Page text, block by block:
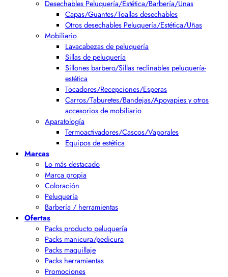
Desechables Peluquería/Estética/Barbería/Unas
Capas/Guantes/Toallas desechables
Otros desechables Peluquería/Estética/Uñas
Mobiliario
Lavacabezas de peluquería
Sillas de peluquería
Sillones barbero/Sillas reclinables peluquería-
estética
Tocadores/Recepciones/Esperas
Carros/Taburetes/Bandejas/Apoyapies y otros
accesorios de mobiliario
Aparatología
Termoactivadores/Cascos/Vaporales
Equipos de estética
Marcas
Lo más destacado
Marca propia
Coloración
Peluquería
Barbería / herramientas
Ofertas
Packs producto peluquería
Packs manicura/pedicura
Packs maquillaje
Packs herramientas
Promociones